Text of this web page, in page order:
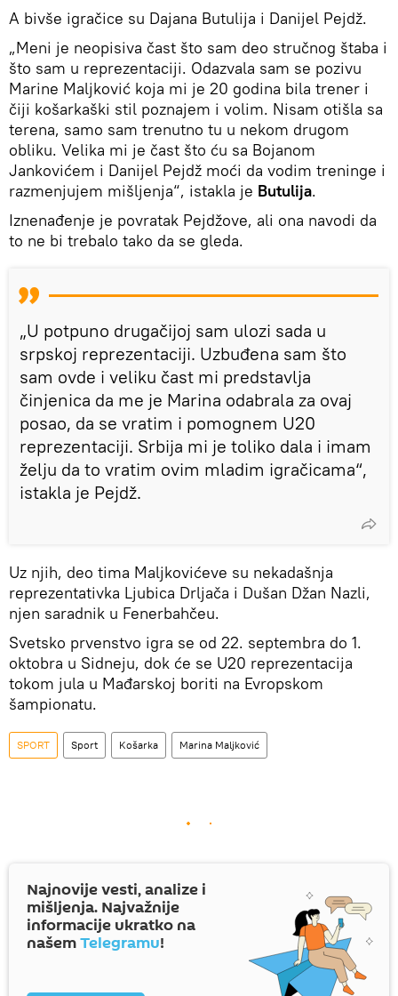
A bivše igračice su Dajana Butulija i Danijel Pejdž.
„Meni je neopisiva čast što sam deo stručnog štaba i
što sam u reprezentaciji. Odazvala sam se pozivu
Marine Maljković koja mi je 20 godina bila trener i
čiji košarkaški stil poznajem i volim. Nisam otišla sa
terena, samo sam trenutno tu u nekom drugom
obliku. Velika mi je čast što ću sa Bojanom
Jankovićem i Danijel Pejdž moći da vodim treninge i
razmenjujem mišljenja“, istakla je Butulija.
Iznenađenje je povratak Pejdžove, ali ona navodi da
to ne bi trebalo tako da se gleda.
„U potpuno drugačijoj sam ulozi sada u
srpskoj reprezentaciji. Uzbuđena sam što
sam ovde i veliku čast mi predstavlja
činjenica da me je Marina odabrala za ovaj
posao, da se vratim i pomognem U20
reprezentaciji. Srbija mi je toliko dala i imam
želju da to vratim ovim mladim igračicama“,
istakla je Pejdž.
Uz njih, deo tima Maljkovićeve su nekadašnja
reprezentativka Ljubica Drljača i Dušan Džan Nazli,
njen saradnik u Fenerbahčeu.
Svetsko prvenstvo igra se od 22. septembra do 1.
oktobra u Sidneju, dok će se U20 reprezentacija
tokom jula u Mađarskoj boriti na Evropskom
šampionatu.
SPORT Sport Košarka Marina Maljković
Najnovije vesti, analize i
mišljenja. Najvažnije
informacije ukratko na
našemTelegramu!